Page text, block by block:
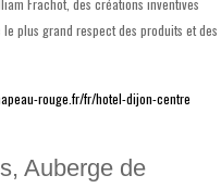
Frachot, des créations inventives
plus grand respect des produits et des
rouge.fr/fr/hotel-dijon-centre
Auberge de